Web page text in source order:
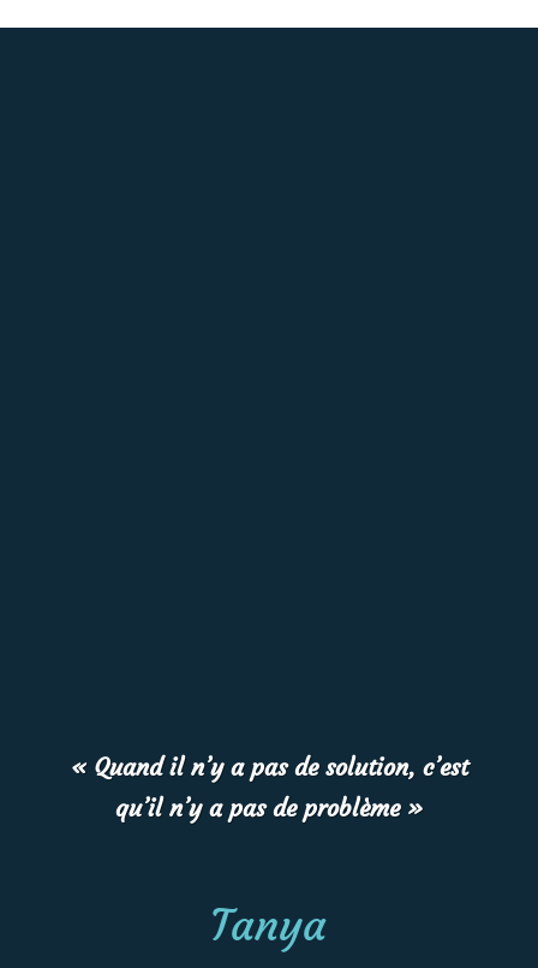
« Quand il n’y a pas de solution, c’est
qu’il n’y a pas de problème »
Tanya